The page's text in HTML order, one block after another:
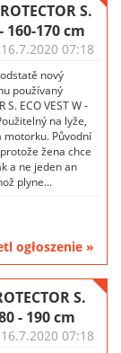
S.
160-170 cm
16.7.202007:18
nový
používaný
S. ECO VEST W -
na lyže,
motorku. Původní
žena chce
a ne jeden an
plyne...
ogłoszenie »
S.
- 190 cm
16.7.202007:18